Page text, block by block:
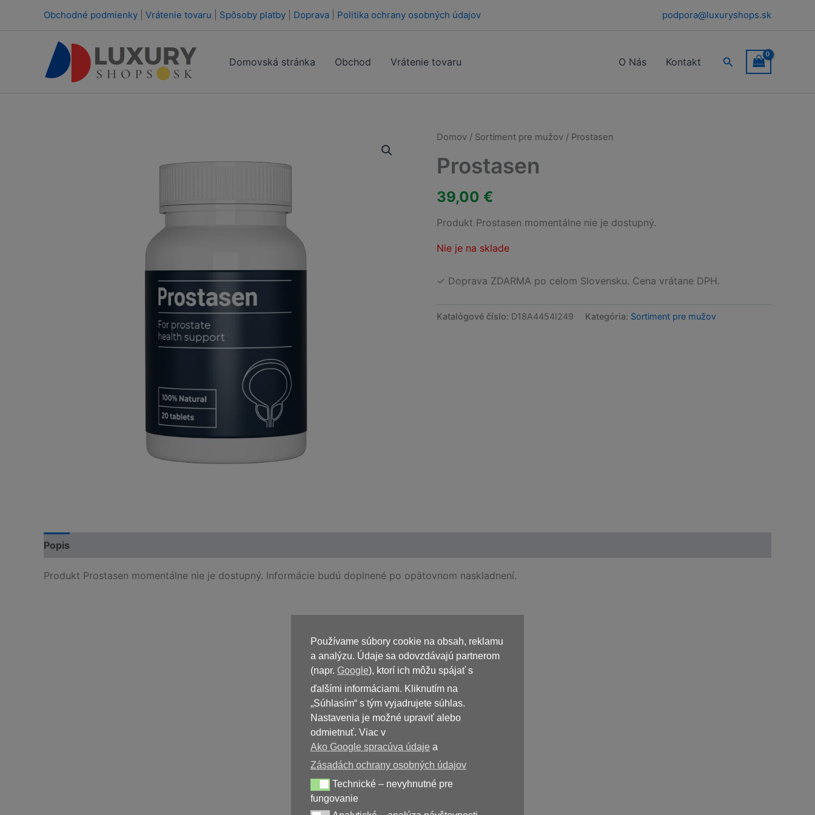
Používame súbory cookie na obsah, reklamu
a analýzu. Údaje sa odovzdávajú partnerom
(napr. Google), ktorí ich môžu spájať s
ďalšími informáciami. Kliknutím na
„Súhlasím“ s tým vyjadrujete súhlas.
Nastavenia je možné upraviť alebo
odmietnuť. Viac v
Ako Google spracúva údaje a
Zásadách ochrany osobných údajov
Technické – nevyhnutné pre fungovanie
Technické – nevyhnutné pre
fungovanie
Obchodné podmienky Vrátenie tovaru Spôsoby platby Doprava Politika ochrany osobných údajov podpora@luxuryshops.sk
Domovská stránka Obchod Vrátenie tovaru O Nás Kontakt Hľadať
Domov / Sortiment pre mužov / Prostasen
Prostasen
39,00 €
Produkt Prostasen momentálne nie je dostupný.
Nie je na sklade
✓ Doprava ZDARMA po celom Slovensku. Cena vrátane DPH.
Katalógové číslo: D18A4454I249 Kategória: Sortiment pre mužov
Popis
Produkt Prostasen momentálne nie je dostupný. Informácie budú doplnené po opätovnom naskladnení.
Kúpiť Prostasen
39,00€